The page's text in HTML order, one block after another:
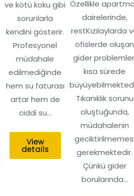
ve kötü koku gibi
sorunlarla
kendini gösterir.
Profesyonel
müdahale
edilmediğinde
hem su faturası
artar hem de
ciddi su…
View
details
Özellikle
dairelerinde,
restKızılaylarda
ofislerde oluşan
gider
kısa sürede
Tıkanıklık sorunu
oluştuğunda,
müdahalenin
gerekmektedir.
Çünkü gider
borularında…